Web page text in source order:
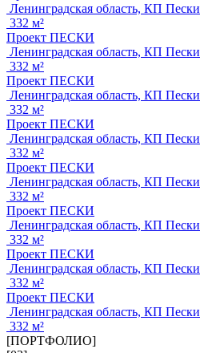
Ленинградская область, КП Пески
332 м²
Проект ПЕСКИ
Ленинградская область, КП Пески
332 м²
Проект ПЕСКИ
Ленинградская область, КП Пески
332 м²
Проект ПЕСКИ
Ленинградская область, КП Пески
332 м²
Проект ПЕСКИ
Ленинградская область, КП Пески
332 м²
Проект ПЕСКИ
Ленинградская область, КП Пески
332 м²
Проект ПЕСКИ
Ленинградская область, КП Пески
332 м²
Проект ПЕСКИ
Ленинградская область, КП Пески
332 м²
[ПОРТФОЛИО]